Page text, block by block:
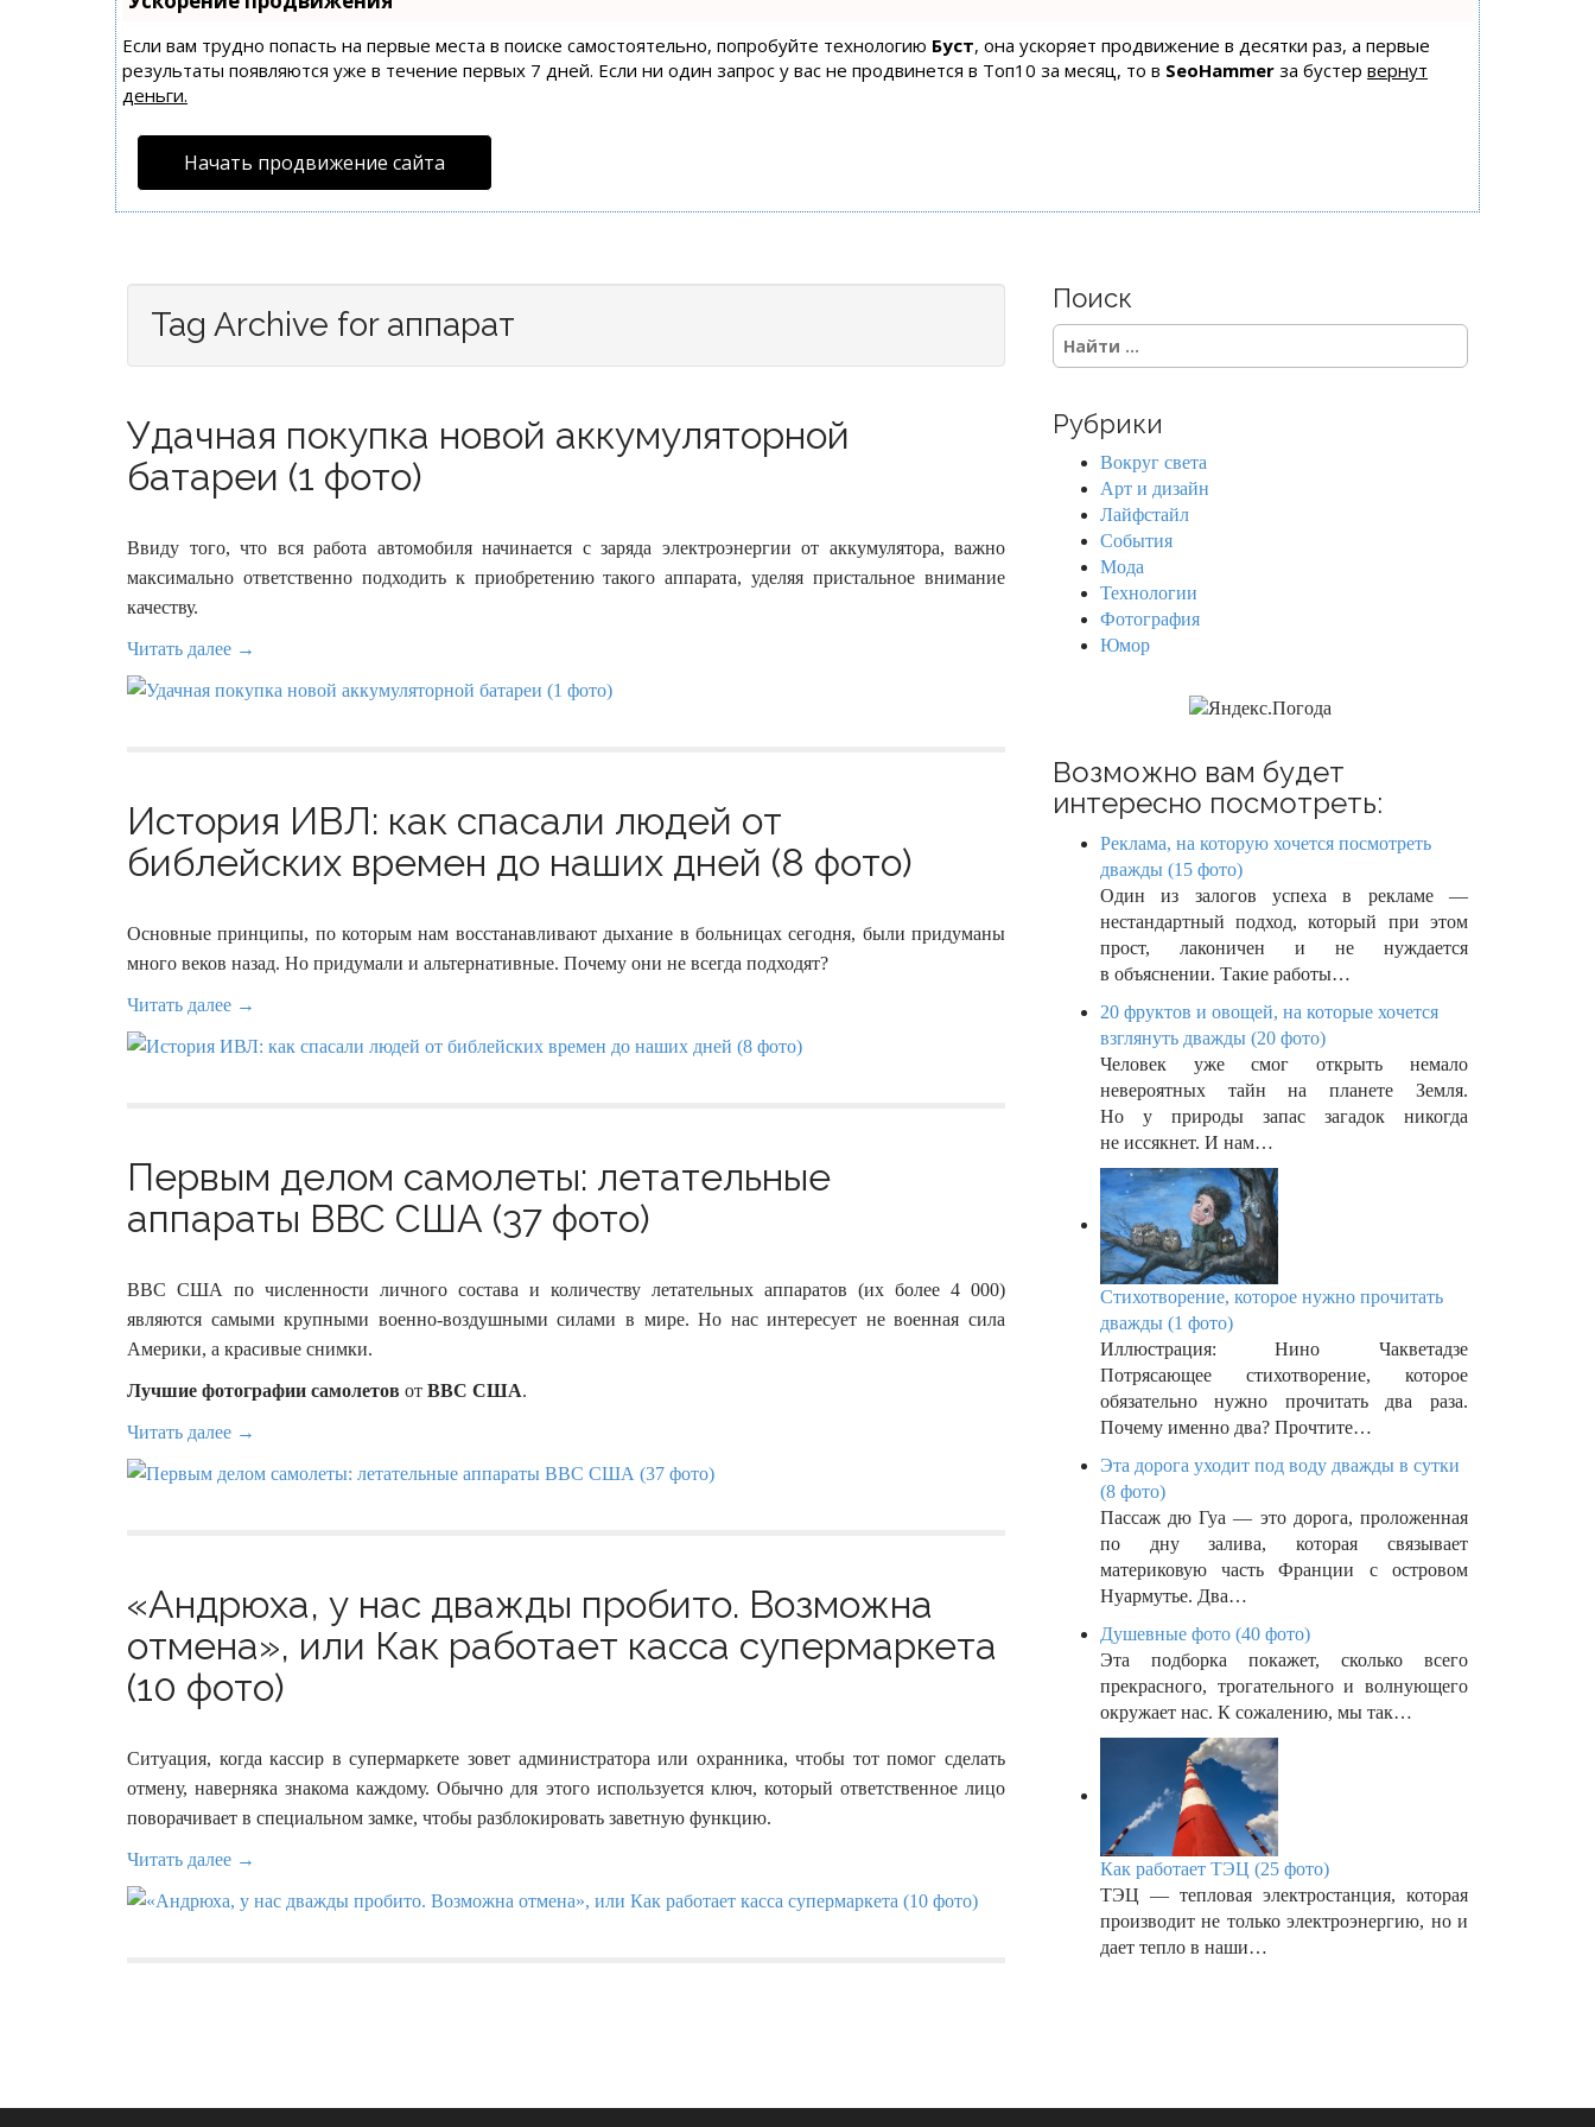
Если вам трудно попасть на первые места в поиске самостоятельно, попробуйте технологию Буст, она ускоряет продвижение в десятки раз, а первые
результаты появляются уже в течение первых 7 дней. Если ни один запрос у вас не продвинется в Топ10 за месяц, то в SeoHammer за бустер вернут
деньги.
Начать продвижение сайта
Tag Archive for аппарат
Удачная покупка новой аккумуляторной
батареи (1 фото)
Ввиду того, что вся работа автомобиля начинается с заряда электроэнергии от аккумулятора, важно
максимально ответственно подходить к приобретению такого аппарата, уделяя пристальное внимание
качеству.
Читать далее →
История ИВЛ: как спасали людей от
библейских времен до наших дней (8 фото)
Основные принципы, по которым нам восстанавливают дыхание в больницах сегодня, были придуманы
много веков назад. Но придумали и альтернативные. Почему они не всегда подходят?
Читать далее →
Первым делом самолеты: летательные
аппараты ВВС США (37 фото)
ВВС США по численности личного состава и количеству летательных аппаратов (их более 4 000)
являются самыми крупными военно-воздушными силами в мире. Но нас интересует не военная сила
Америки, а красивые снимки.
Лучшие фотографии самолетов от ВВС США.
Читать далее →
«Андрюха, у нас дважды пробито. Возможна
отмена», или Как работает касса супермаркета
(10 фото)
Ситуация, когда кассир в супермаркете зовет администратора или охранника, чтобы тот помог сделать
отмену, наверняка знакома каждому. Обычно для этого используется ключ, который ответственное лицо
поворачивает в специальном замке, чтобы разблокировать заветную функцию.
Читать далее →
Поиск
S
e
c
Рубрики
Вокруг света
Арт и дизайн
Лайфстайл
События
Мода
Технологии
Фотография
Юмор
Возможно вам будет
интересно посмотреть:
Реклама, на которую хочется посмотреть
дважды (15 фото)
Один из залогов успеха в рекламе —
нестандартный подход, который при этом
прост, лаконичен и не нуждается
в объяснении. Такие работы…
20 фруктов и овощей, на которые хочется
взглянуть дважды (20 фото)
Человек уже смог открыть немало
невероятных тайн на планете Земля.
Но у природы запас загадок никогда
не иссякнет. И нам…
Стихотворение, которое нужно прочитать
дважды (1 фото)
Иллюстрация: Нино Чакветадзе
Потрясающее стихотворение, которое
обязательно нужно прочитать два раза.
Почему именно два? Прочтите…
Эта дорога уходит под воду дважды в сутки
(8 фото)
Пассаж дю Гуа — это дорога, проложенная
по дну залива, которая связывает
материковую часть Франции с островом
Нуармутье. Два…
Душевные фото (40 фото)
Эта подборка покажет, сколько всего
прекрасного, трогательного и волнующего
окружает нас. К сожалению, мы так…
Как работает ТЭЦ (25 фото)
ТЭЦ — тепловая электростанция, которая
производит не только электроэнергию, но и
дает тепло в наши…